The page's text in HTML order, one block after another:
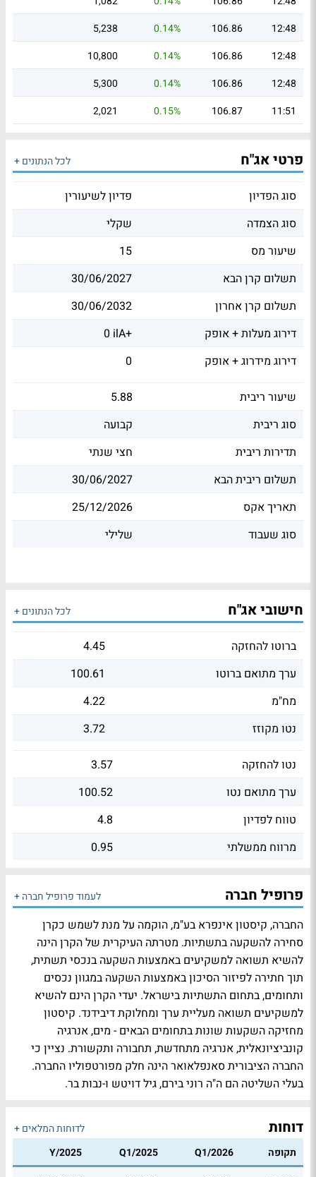
12:48
106.86
0.14%
5,238
12:48
106.86
0.14%
10,800
12:48
106.86
0.14%
5,300
11:51
106.87
0.15%
2,021
פרטי אג"ח לכל הנתונים +
סוג הפדיון
פדיון לשיעורין
סוג הצמדה
שקלי
שיעור מס
15
תשלום קרן הבא
30/06/2027
תשלום קרן אחרון
30/06/2032
דירוג מעלות + אופק
0 ilA+
דירוג מידרוג + אופק
0
שיעור ריבית
5.88
סוג ריבית
קבועה
תדירות ריבית
חצי שנתי
תשלום ריבית הבא
30/06/2027
תאריך אקס
25/12/2026
סוג שעבוד
שלילי
חישובי אג"ח לכל הנתונים +
ברוטו להחזקה
4.45
ערך מתואם ברוטו
100.61
מח"מ
4.22
נטו מקוזז
3.72
נטו להחזקה
3.57
ערך מתואם נטו
100.52
טווח לפדיון
4.8
מרווח ממשלתי
0.95
פרופיל חברה לעמוד פרופיל חברה +
החברה, קיסטון אינפרא בע"מ, הוקמה על מנת לשמש כקרן
סחירה להשקעה בתשתיות. מטרתה העיקרית של הקרן הינה
להשיא תשואה למשקיעים באמצעות השקעה בנכסי תשתית,
תוך חתירה לפיזור הסיכון באמצעות השקעה במגוון נכסים
ותחומים, בתחום התשתיות בישראל. יעדי הקרן הינם להשיא
למשקיעים תשואה מעליית ערך ומחלוקת דיבידנד. קיסטון
מחזיקה השקעות שונות בתחומים הבאים - מים, אנרגיה
קונביציונאלית, אנרגיה מתחדשת, תחבורה ותקשורת. נציין כי
החברה הציבורית סאנפלאואר הינה חלק מפורטפוליו החברה.
בעלי השליטה הם ה"ה רוני בירם, גיל דויטש ו-נבות בר.
דוחות
לדוחות המלאים +
תקופה
Q1/2026
Q1/2025
Y/2025